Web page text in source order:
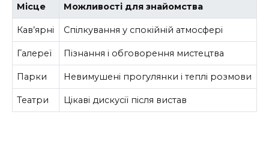
Місце Можливості для знайомства
Кав’ярні Спілкування у спокійній атмосфері
Галереї Пізнання і обговорення мистецтва
Парки Невимушені прогулянки і теплі розмови
Театри Цікаві дискусії після вистав